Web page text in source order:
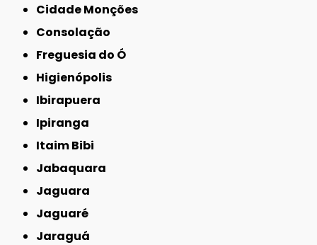
Cidade Monções
Consolação
Freguesia do Ó
Higienópolis
Ibirapuera
Ipiranga
Itaim Bibi
Jabaquara
Jaguara
Jaguaré
Jaraguá